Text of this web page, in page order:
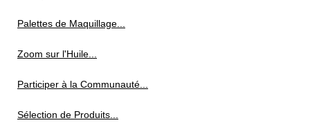
Palettes de Maquillage...
Zoom sur l'Huile...
Participer à la Communauté...
Sélection de Produits...